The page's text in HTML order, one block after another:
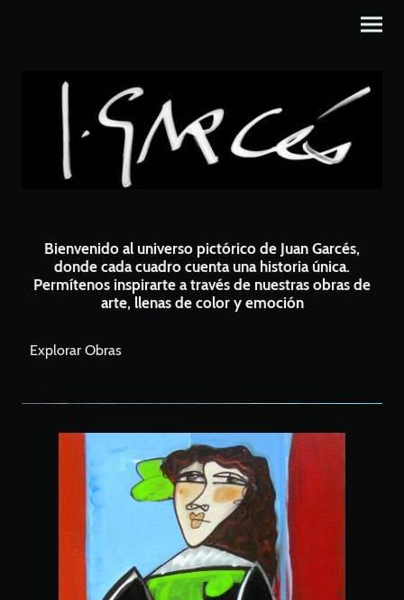
Bienvenido al universo pictórico de Juan Garcés,
donde cada cuadro cuenta una historia única.
Permítenos inspirarte a través de nuestras obras de
arte, llenas de color y emoción
Explorar Obras